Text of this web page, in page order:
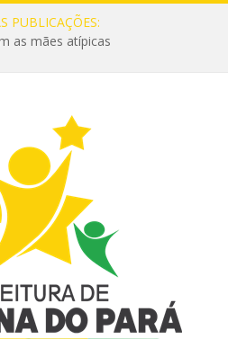
PUBLICAÇÕES:
as mães atípicas